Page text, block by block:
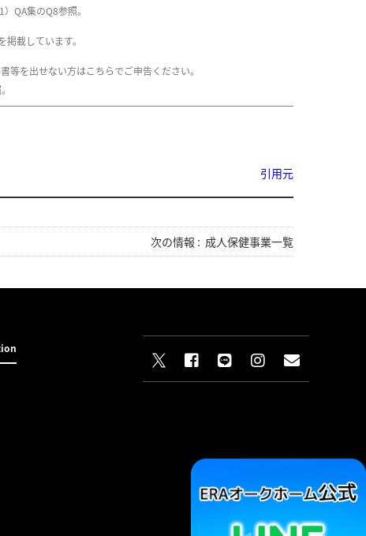
QA集のQ8参照。
掲載しています。
等を出せない方はこちらでご申告ください。
引用元
次の情報 : 成人保健事業一覧